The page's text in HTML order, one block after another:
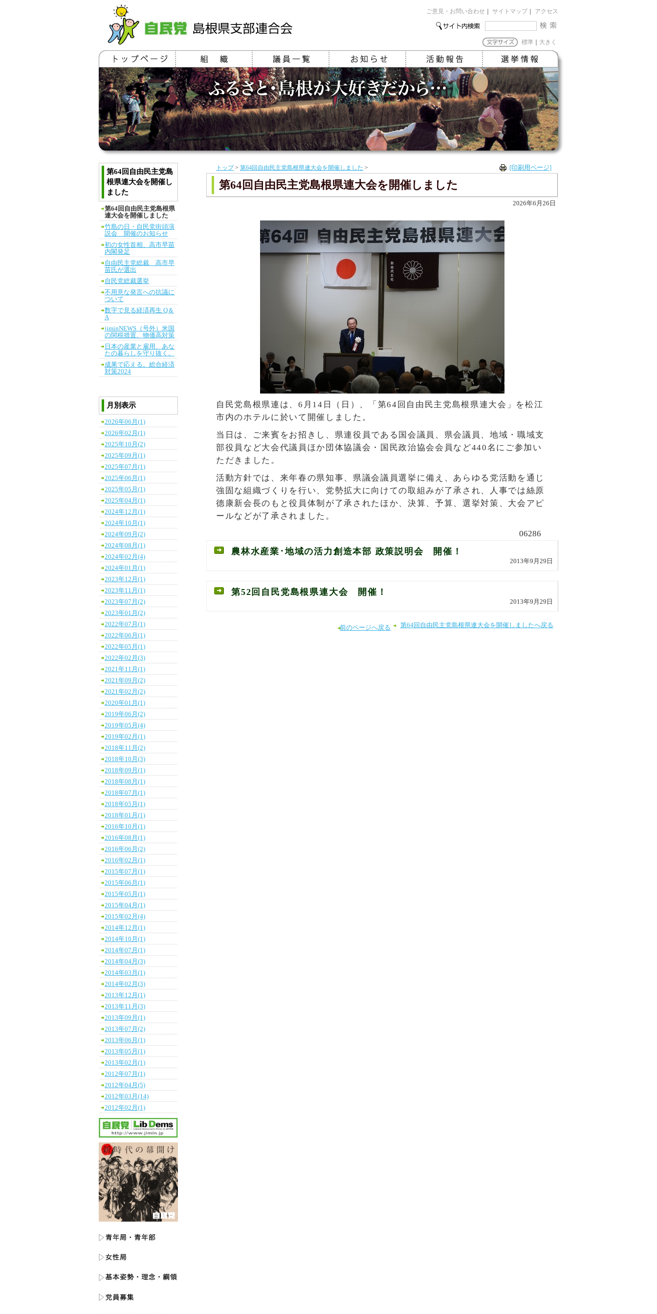
ご意見・お問い合わせ サイトマップ アクセス
標準 大きく
[印刷用ページ]
トップ> 第64回自由民主党島根県連大会を開催しました >
第64回自由民主党島根県連大会を開催しました
2026年6月26日
自民党島根県連は、6月14日（日）、「第64回自由民主党島根県連大会」を松江
市内のホテルに於いて開催しました。
当日は、ご来賓をお招きし、県連役員である国会議員、県会議員、地域・職域支
部役員など大会代議員ほか団体協議会・国民政治協会会員など440名にご参加い
ただきました。
活動方針では、来年春の県知事、県議会議員選挙に備え、あらゆる党活動を通じ
強固な組織づくりを行い、党勢拡大に向けての取組みが了承され、人事では絲原
德康新会長のもと役員体制が了承されたほか、決算、予算、選挙対策、大会アピ
ールなどが了承されました。
06286
農林水産業･地域の活力創造本部 政策説明会 開催！
2013年9月29日
第52回自民党島根県連大会 開催！
2013年9月29日
第64回自由民主党島根県連大会を開催しましたへ戻る
前のページへ戻る
第64回自由民主党島
根県連大会を開催し
ました
第64回自由民主党島根県
連大会を開催しました
竹島の日・自民党街頭演
説会 開催のお知らせ
初の女性首相、高市早苗
内閣発足
自由民主党総裁 高市早
苗氏が選出
自民党総裁選挙
不用意な発言への抗議に
ついて
数字で見る経済再生 Q＆
A
jiminNEWS（号外）米国
の関税措置、物価高対策
日本の産業と雇用、あな
たの暮らしを守り抜く。
成果で応える。総合経済
対策2024
月別表示
2026年06月(1)
2026年02月(1)
2025年10月(2)
2025年09月(1)
2025年07月(1)
2025年06月(1)
2025年05月(1)
2025年04月(1)
2024年12月(1)
2024年10月(1)
2024年09月(2)
2024年08月(1)
2024年02月(4)
2024年01月(1)
2023年12月(1)
2023年11月(1)
2023年07月(2)
2023年01月(2)
2022年07月(1)
2022年06月(1)
2022年05月(1)
2022年02月(3)
2021年11月(1)
2021年09月(2)
2021年02月(2)
2020年01月(1)
2019年06月(2)
2019年05月(4)
2019年02月(1)
2018年11月(2)
2018年10月(3)
2018年09月(1)
2018年08月(1)
2018年07月(1)
2018年05月(1)
2018年01月(1)
2016年10月(1)
2016年08月(1)
2016年06月(2)
2016年02月(1)
2015年07月(1)
2015年06月(1)
2015年05月(1)
2015年04月(1)
2015年02月(4)
2014年12月(1)
2014年10月(1)
2014年07月(1)
2014年04月(3)
2014年03月(1)
2014年02月(3)
2013年12月(1)
2013年11月(3)
2013年09月(1)
2013年07月(2)
2013年06月(1)
2013年05月(1)
2013年02月(1)
2012年07月(1)
2012年04月(5)
2012年03月(14)
2012年02月(1)